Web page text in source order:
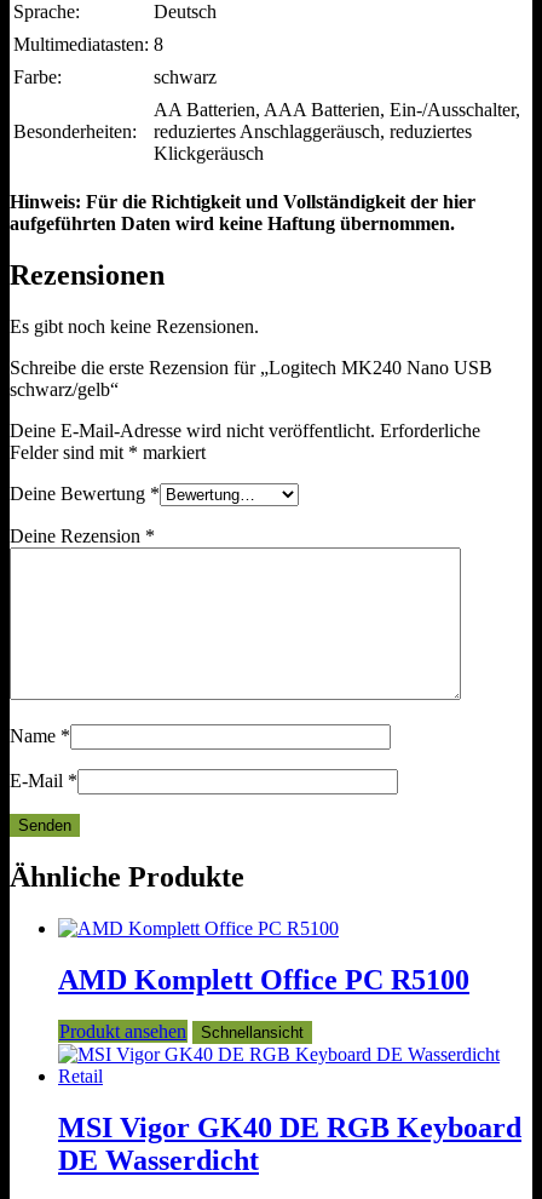
Sprache:
Deutsch
Multimediatasten: 8
Farbe:
schwarz
Besonderheiten:
AA Batterien, AAA Batterien, Ein-/Ausschalter,
reduziertes Anschlaggeräusch, reduziertes
Klickgeräusch
Hinweis: Für die Richtigkeit und Vollständigkeit der hier
aufgeführten Daten wird keine Haftung übernommen.
Rezensionen
Es gibt noch keine Rezensionen.
Schreibe die erste Rezension für „Logitech MK240 Nano USB
schwarz/gelb“
Deine E-Mail-Adresse wird nicht veröffentlicht. Erforderliche
Felder sind mit * markiert
Deine Bewertung *
Deine Rezension *
Name *
E-Mail *
Ähnliche Produkte
AMD Komplett Office PC R5100
Produkt ansehen Schnellansicht
MSI Vigor GK40 DE RGB Keyboard
DE Wasserdicht